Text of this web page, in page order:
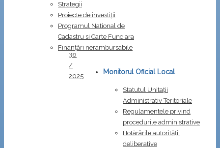
38
/
2025
Strategii
Proiecte de investiții
Programul National de
Cadastru si Carte Funciara
Finanțări nerambursabile
Monitorul Oficial Local
Statutul Unitații
Administrativ Teritoriale
Regulamentele privind
procedurile administrative
Hotărârile autorității
deliberative